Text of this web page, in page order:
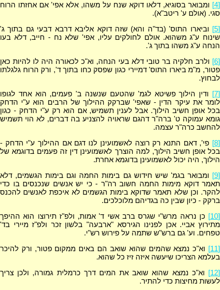
[4]
ומבואר בסוגיא, דלאו דוקא שנח על משהו, אלא אפי' אם אחזתו הרוח
סגי. (אולם ע' ריטב"א).
[5]
וביארו התוס' (בד"ה והא) שזה דוקא אליבא דרבא דבעי גם בתוך ג'
שינוח ע"ג משהוא. אולם לחולקים עליו, אפי' שלא נח - חייב, דלא בעו
הנחה ע"ג משהו בתוך ג'.
[6]
ולרב חלקיה בר טובי דלא בעי הנחה, וא"כ לכאורה היה לו להיות כאן
פטור, מ"מ ביארו התוס' דמיירי כגון שפסק כחו בתוך ד', ורק הרוח גלגלתו
לבחוץ.
[7]
ודין הילוך פשיטא לגמ' שהטעם שנשנה ב' פעמים, הוא אחד לגופו
לומר את עיקר הדין - שאפי' שברקק ההילוך של הרבים הוא ע"י הדחק
בכל אופן חשיב הילוך. אבל לענין תשמיש, אם הוא רק ע"י הדחק - כגון
גומא עמוקה ט' ברה"ר דהגם שראויה להצניע בה דברים, לא הוי תשמיש
להחשב כרה"ר עצמה.
[8]
פי', דאם התנא רק רוצה לאשמועינן לנו דגם אם ההילוך ע"י הדחק -
בכל אופן חשיב הילוך, למה הוצרך לאשמועינן דין זה פעמים בדוגמא של
הילוך, היה יכול לאשמועינן בדוגמא אחרת.
[9]
ומבואר בגמ' שיש חידוש גם בימות החמה וגם בימות הגשמים, דלא
תאמר דוקא מימות החמה חשוב רה"ר - כי יש אנשים שנכנסים בו כדי
להקר. וכן שלא תאמר שדוקא בימות הגשמים לא איכפת לאנשים להכנס
ברקק - כיון שבין כה בגדיהם מלוכלכים.
[10]
כן נראה מרש"י שגרס ברב אשי ד' אמות, ולפ"ז תירוצו הוא ההיפך
מתירוץ אביי. אכן לפנינו הגירסא "ארבעה" בלשון זכר ולפ"ז מיירי בד'
טפחים. וע' גם ברש"ש שתמה על פירוש רש"י.
[11]
וא"כ נמצא שהמים שהוא שואב הם באים ממקום פטור, ורק להיכר
בעלמא הצריכו שיעשה איזה זיז כל שהוא.
[12]
וא"כ נמצא שהוא שואב את המים דרך כרמלית גמורה, ולכן צריך
לעשות מחיצות כדי להתיר.